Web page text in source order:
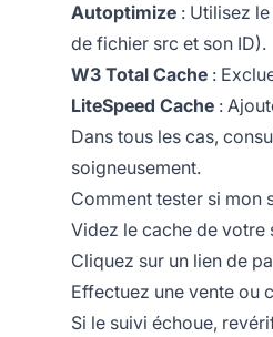
Autoptimize : Utilisez
de fichier src et son ID).
W3 Total Cache :
LiteSpeed Cache :
Dans tous les cas,
soigneusement.
Comment tester si mon
Videz le cache de votre
Cliquez sur un lien de
Effectuez une vente ou
Si le suivi échoue,